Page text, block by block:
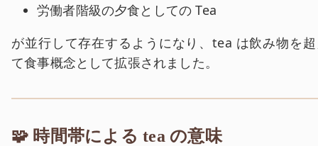
労働者階級の夕食としての Tea
が並行して存在するようになり、tea は飲み物を
て食事概念として拡張されました。
🧩 時間帯による tea の意味